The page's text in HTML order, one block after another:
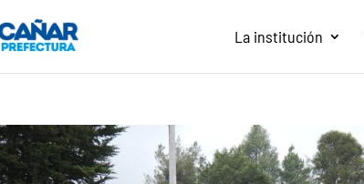
La institución